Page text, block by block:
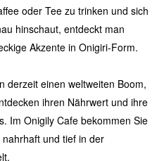
oder Tee zu trinken und sich
hinschaut, entdeckt man
Akzente in Onigiri-Form.
derzeit einen weltweiten Boom,
ihren Nährwert und ihre
Im Onigily Cafe bekommen Sie
und tief in der